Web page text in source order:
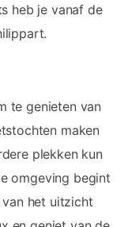
heb je vanaf de
te genieten van
maken
plekken kun
omgeving begint
van het uitzicht